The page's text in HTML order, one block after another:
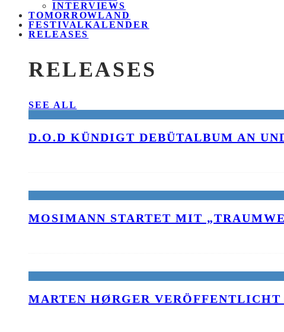
INTERVIEWS
TOMORROWLAND
FESTIVALKALENDER
RELEASES
RELEASES
SEE ALL
D.O.D KÜNDIGT DEBÜTALBUM AN
MOSIMANN STARTET MIT
MARTEN HØRGER